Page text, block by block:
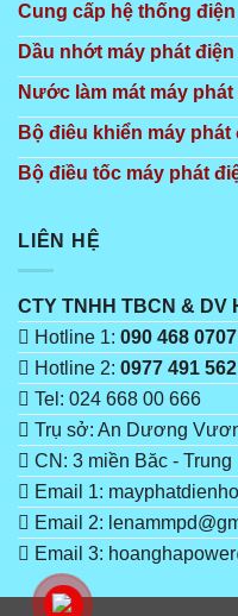
Cung cấp hệ thống điện
Dầu nhớt máy phát điện
Nước làm mát máy phát
Bộ điêu khiển máy phát
Bộ điều tốc máy phát
LIÊN HỆ
CTY TNHH TBCN & DV
Hotline 1: 090 468 0707
Hotline 2: 0977 491 562
Tel: 024 668 00 666
Trụ sở: An Dương
CN: 3 miền Băc -
Email 1:
Email 2:
Email 3: